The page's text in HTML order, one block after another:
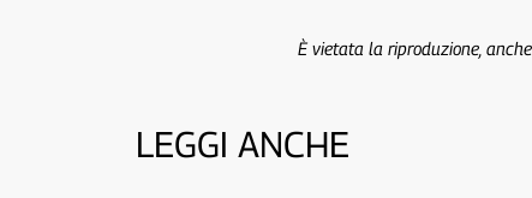
È vietata la riproduzione,
LEGGI ANCHE